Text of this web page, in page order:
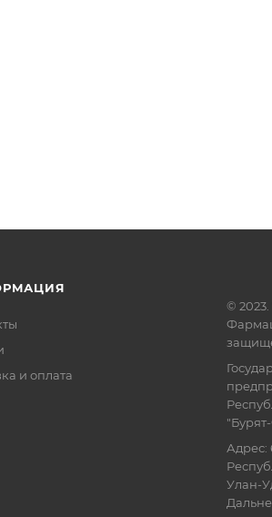
и оплата
© 2023.
Адрес:
Улан-